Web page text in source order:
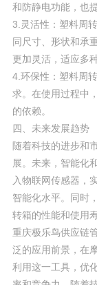
和防静电功能，也
3.灵活性：塑料周
同尺寸、形状和承
更加灵活，适应多
4.环保性：塑料周
求。在使用过程中
的依赖。
四、未来发展趋势
随着科技的进步和
展。未来，智能化
入物联网传感器，
智能化水平。同时
转箱的性能和使用寿
重庆极乐鸟供应链
泛的应用前景，在
利用这一工具，优